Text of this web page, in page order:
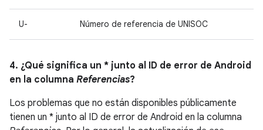
U- Número de referencia de UNISOC
4. ¿Qué significa un * junto al ID de error de Android
en la columna Referencias?
Los problemas que no están disponibles públicamente
tienen un * junto al ID de error de Android en la columna